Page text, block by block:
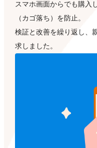
スマホ画面からでも購入
（カゴ落ち）を防止。
検証と改善を繰り返し、
求しました。